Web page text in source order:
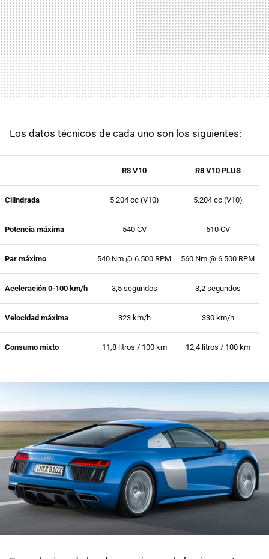
Los datos técnicos de cada uno son los siguientes:
R8 V10 R8 V10 PLUS
Cilindrada 5.204 cc (V10) 5.204 cc (V10)
Potencia máxima 540 CV 610 CV
Par máximo 540 Nm @ 6.500 RPM 560 Nm @ 6.500 RPM
Aceleración 0-100 km/h 3,5 segundos 3,2 segundos
Velocidad máxima 323 km/h 330 km/h
Consumo mixto 11,8 litros / 100 km 12,4 litros / 100 km